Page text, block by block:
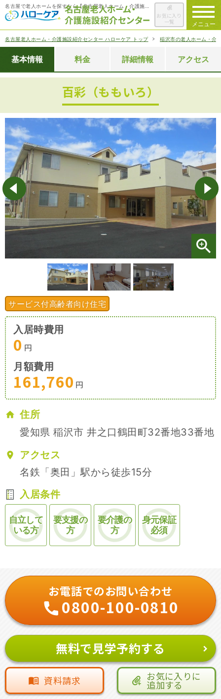
メニュー
お気に入り
一覧
ハローケアについて
老人ホームを 検索する
施設選びのポイント
ご入居までの流れ
会社概要
お役立ち情報一覧
ブログ一覧
お気に入り一覧
名古屋老人ホーム・介護施設紹介センター ハローケア トップ 稲沢市の老人ホーム・介
基本情報 料金 詳細情報 アクセス
百彩（ももいろ）
サービス付高齢者向け住宅
入居時費用
0 円
月額費用
161,760 円
住所
愛知県 稲沢市 井之口鶴田町32番地33番地
アクセス
名鉄「奥田」駅から徒歩15分
入居条件
自立して
いる方
要支援の
方
要介護の
方
身元保証
必須
お電話でのお問い合わせ
0800-100-0810
無料で見学予約する
資料請求 お気に入りに
追加する